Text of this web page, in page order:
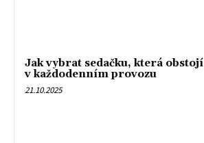
Jak vybrat sedačku, která obstojí
v každodenním provozu
21.10.2025